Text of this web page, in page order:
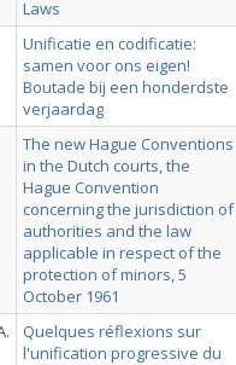
Laws
Unificatie en codificatie:
samen voor ons eigen!
Boutade bij een honderdste
verjaardag
The new Hague Conventions
in the Dutch courts, the
Hague Convention
concerning the jurisdiction of
authorities and the law
applicable in respect of the
protection of minors, 5
October 1961
Quelques réflexions sur
l'unification progressive du